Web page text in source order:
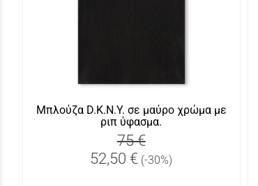
Μπλούζα D.K.N.Y. σε μαύρο χρώμα με
ριπ ύφασμα.
75 €
52,50 € (-30%)